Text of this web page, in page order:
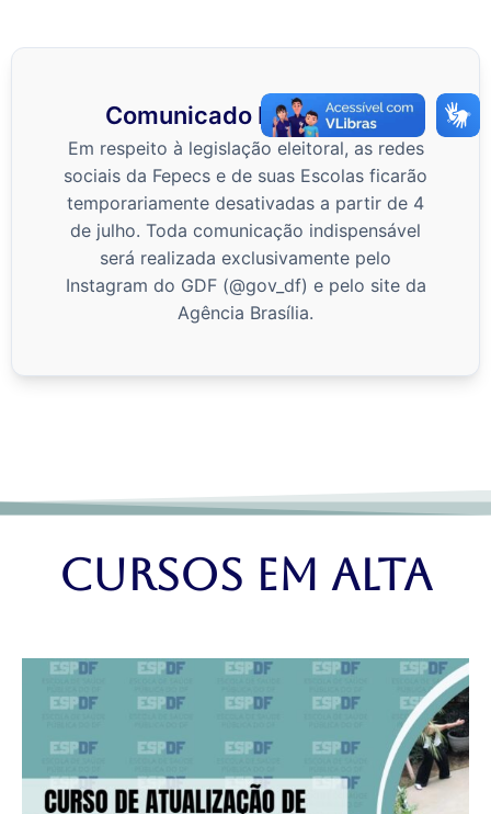
Comunicado Importante
Em respeito à legislação eleitoral, as redes
sociais da Fepecs e de suas Escolas ficarão
temporariamente desativadas a partir de 4
de julho. Toda comunicação indispensável
será realizada exclusivamente pelo
Instagram do GDF (@gov_df) e pelo site da
Agência Brasília.
Cursos EM ALTA